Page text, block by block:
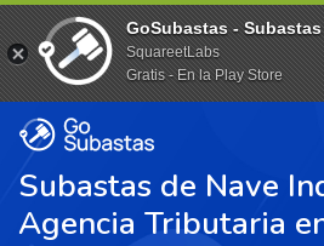
Subastas de Nave
Agencia Tributaria
GoSubastas -
SquareetLabs
Gratis - En la Play Store